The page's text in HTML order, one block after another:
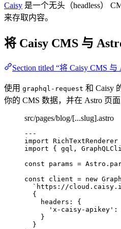
Caisy 是一个无头（headless）
来存取内容。
将 Caisy CMS 与
Section titled “将 Caisy CMS
使用 graphql-request 和 Caisy
你的 CMS 数据，并在 Astro 页
src/pages/blog/[...slug].astro
---
import RichTextRenderer
import { gql,
const params = Astro .
const client = new
` https://
{
headers: {
' x-caisy-apikey ' :
}
}